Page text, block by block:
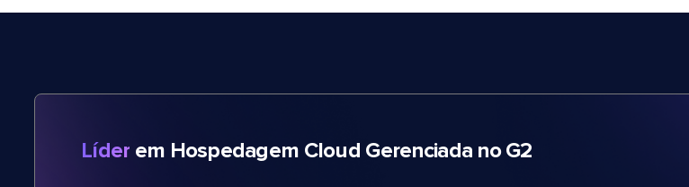
Líder em Hospedagem Cloud Gerenciada no G2